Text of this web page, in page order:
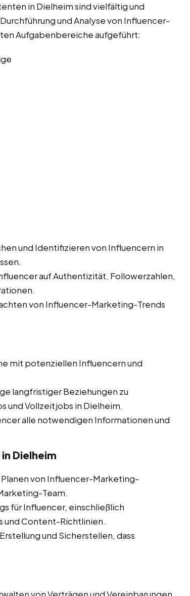
in Dielheim sind vielfältig und
und Analyse von Influencer-
Aufgabenbereiche aufgeführt:
und Identifizieren von Influencern in
auf Authentizität, Followerzahlen,
von Influencer-Marketing-Trends
mit potenziellen Influencern und
langfristiger Beziehungen zu
und Vollzeitjobs in Dielheim.
alle notwendigen Informationen und
Dielheim
von Influencer-Marketing-
Team.
für Influencer, einschließlich
und Content-Richtlinien.
und Sicherstellen, dass